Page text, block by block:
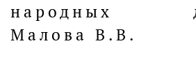
народных
Малова В.В.